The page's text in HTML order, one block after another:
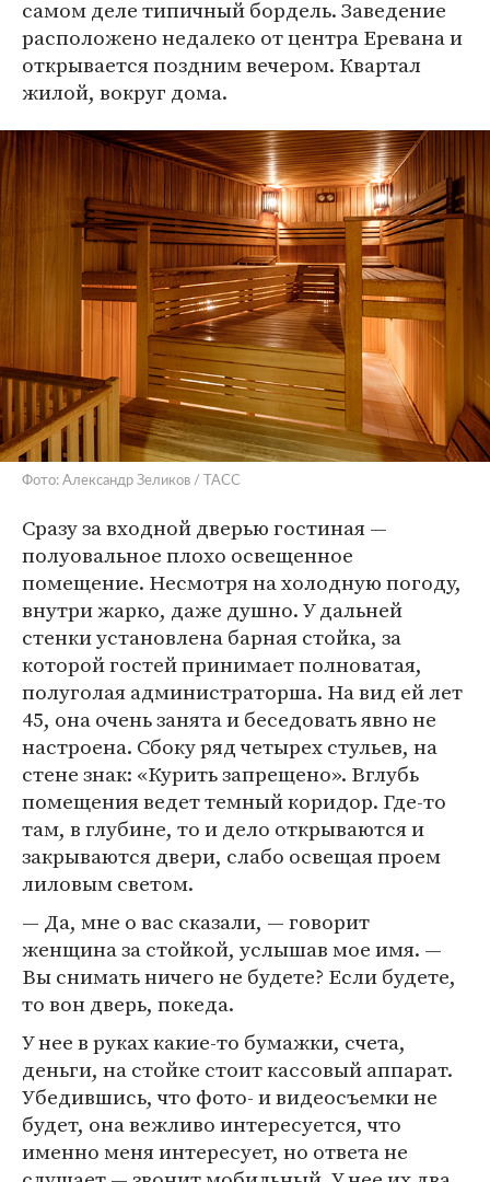
самом деле типичный бордель. Заведение
расположено недалеко от центра Еревана и
открывается поздним вечером. Квартал
жилой, вокруг дома.
Фото: Александр Зеликов / ТАСС
Сразу за входной дверью гостиная —
полуовальное плохо освещенное
помещение. Несмотря на холодную погоду,
внутри жарко, даже душно. У дальней
стенки установлена барная стойка, за
которой гостей принимает полноватая,
полуголая администраторша. На вид ей лет
45, она очень занята и беседовать явно не
настроена. Сбоку ряд четырех стульев, на
стене знак: «Курить запрещено». Вглубь
помещения ведет темный коридор. Где-то
там, в глубине, то и дело открываются и
закрываются двери, слабо освещая проем
лиловым светом.
— Да, мне о вас сказали, — говорит
женщина за стойкой, услышав мое имя. —
Вы снимать ничего не будете? Если будете,
то вон дверь, покеда.
У нее в руках какие-то бумажки, счета,
деньги, на стойке стоит кассовый аппарат.
Убедившись, что фото- и видеосъемки не
будет, она вежливо интересуется, что
именно меня интересует, но ответа не